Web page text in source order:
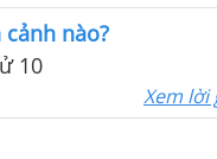
nào?
10
Xem lời